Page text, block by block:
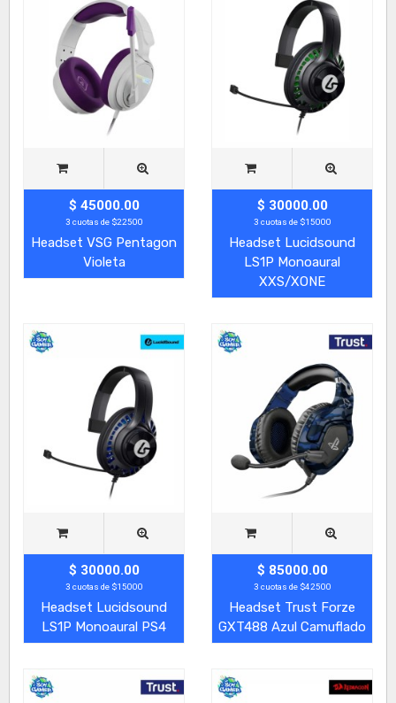
$ 45000.00
3 cuotas de $22500
Headset VSG Pentagon
Violeta
$ 30000.00
3 cuotas de $15000
Headset Lucidsound
LS1P Monoaural
XXS/XONE
$ 30000.00
3 cuotas de $15000
Headset Lucidsound
LS1P Monoaural PS4
$ 85000.00
3 cuotas de $42500
Headset Trust Forze
GXT488 Azul Camuflado